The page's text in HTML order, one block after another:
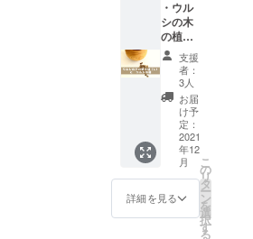
も中止
せざる
を得な
い状況
になっ
た場合
は「漆
の木を
植える
（※）」
をお送
りしま
す。念
のた
め、ご
トメン
バーの
川崎宏
さん。
繊細な
デザイ
ンの
レー
ザー
カット
は、福
祉作業
担当し
てくれ
した、
持ち手
の優し
いカー
ブが特
徴の
コー
ヒーメ
ジャー
スプー
ンで
す。持
丸み
も、ス
このプ
ロジェ
クトで
試行錯
誤して
誕生し
たプロ
ダク
ト。ウ
ルシの
木の柔
らかさ
を活か
した、
さ 6.2セ
ンチ
作り
手：奥
久慈漆
生産組
合 素
材 ：
ウルシ
ノキ
装 ：
蜜蝋仕
上げ ウ
・ウル
シの木
の植木
鉢（L）
（送料
込み）
サイ
ズ（手
仕事の
ため凡
そで
す）
外寸：
径12.5
x 高さ
9.5 セン
支援
者：
3人
お届
け予
定：
2021
年12
月
詳細を見る
こ
の
リ
タ
ー
ン
を
選
択
す
る